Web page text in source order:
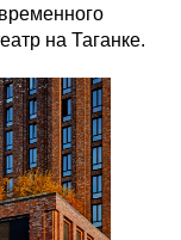
на Таганке.